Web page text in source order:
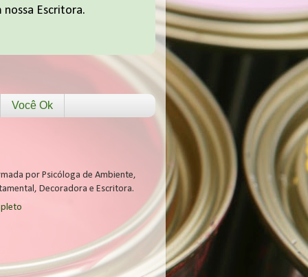
Escritora.
Você Ok
por Psicóloga de Ambiente,
Decoradora e Escritora.